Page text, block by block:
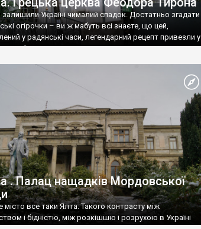
залишили Україні чималий спадок. Достатньо згадати
огірочки – ви ж мабуть всі знаєте, що цей,
у радянські часи, легендарний рецепт привезли у
греки?
. Палац нащадків Мордовської
місто все таки Ялта. Такого контрасту між
і бідністю, між розкішшю і розрухою в Україні